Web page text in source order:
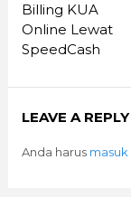
Billing KUA
Online Lewat
SpeedCash
LEAVE A REPLY
Anda harus masuk